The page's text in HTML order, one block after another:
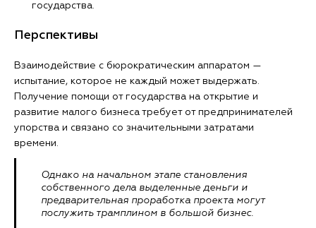
государства.
Перспективы
Взаимодействие с бюрократическим аппаратом —
испытание, которое не каждый может выдержать.
Получение помощи от государства на открытие и
развитие малого бизнеса требует от предпринимателей
упорства и связано со значительными затратами
времени.
Однако на начальном этапе становления
собственного дела выделенные деньги и
предварительная проработка проекта могут
послужить трамплином в большой бизнес.